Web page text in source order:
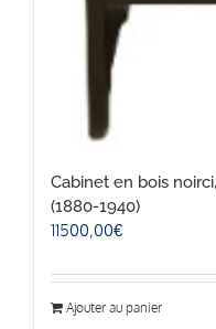
Cabinet en bois
(1880-1940)
11500,00€
Ajouter au panier